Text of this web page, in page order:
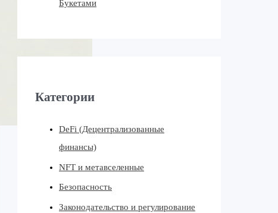
Букетами
Категории
DeFi (Децентрализованные
финансы)
NFT и метавселенные
Безопасность
Законодательство и регулирование